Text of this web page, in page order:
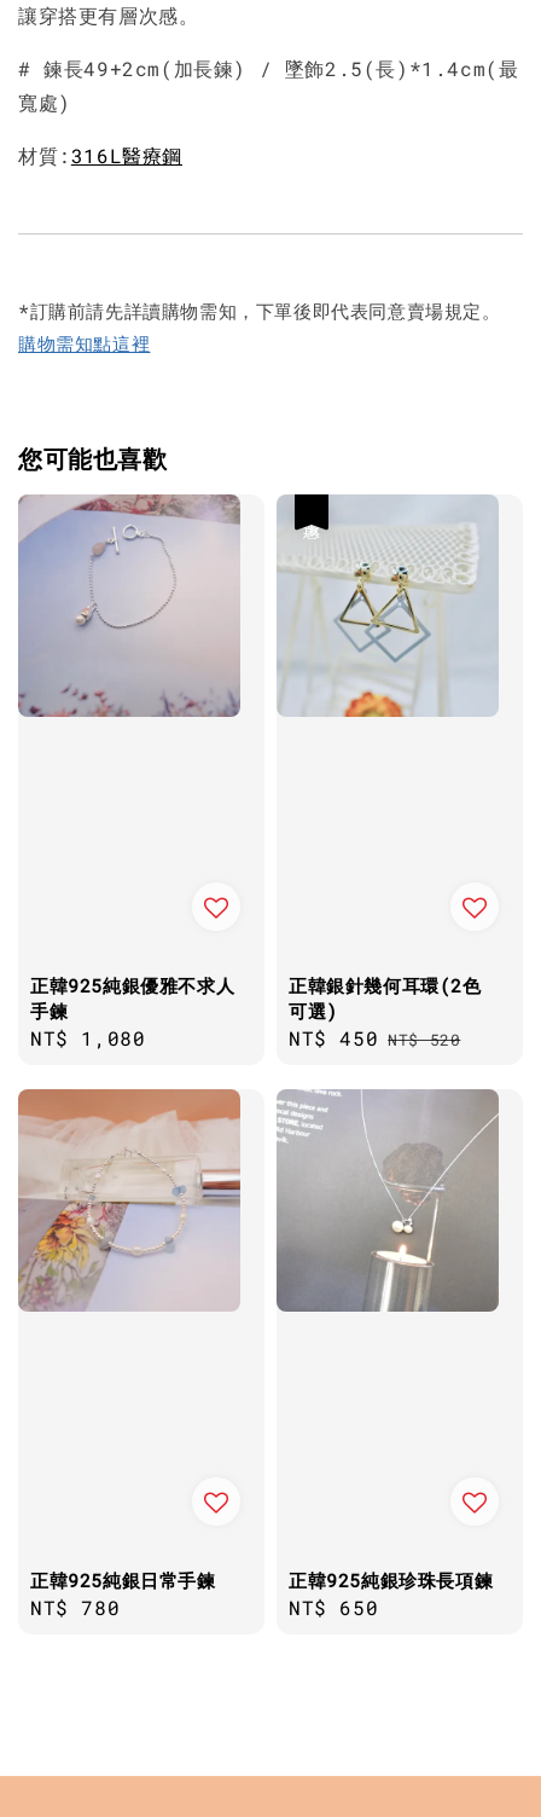
讓穿搭更有層次感。
# 鍊長49+2cm(加長鍊) / 墜飾2.5(長)*1.4cm(最
寬處)
材質:316L醫療鋼
*訂購前請先詳讀購物需知，下單後即代表同意賣場規定。
購物需知點這裡
您可能也喜歡
正韓925純銀優雅不求人
手鍊
Regular
NT$ 1,080
正韓銀針幾何耳環(2色
可選)
Sale
NT$ 450 Regular
NT$ 520
正韓925純銀日常手鍊
Regular
NT$ 780
正韓925純銀珍珠長項鍊
Regular
NT$ 650